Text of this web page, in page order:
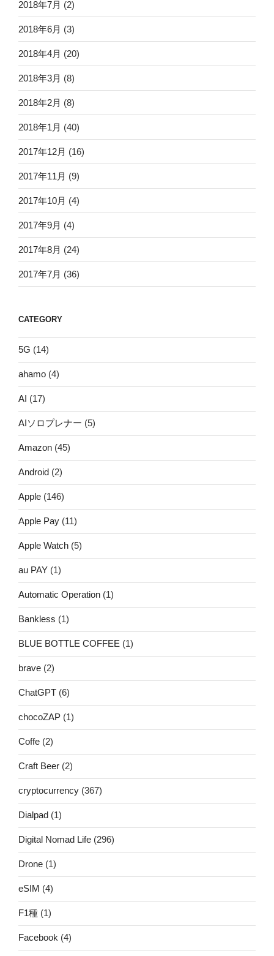
2018年7月 (2)
2018年6月 (3)
2018年4月 (20)
2018年3月 (8)
2018年2月 (8)
2018年1月 (40)
2017年12月 (16)
2017年11月 (9)
2017年10月 (4)
2017年9月 (4)
2017年8月 (24)
2017年7月 (36)
CATEGORY
5G (14)
ahamo (4)
AI (17)
AIソロプレナー (5)
Amazon (45)
Android (2)
Apple (146)
Apple Pay (11)
Apple Watch (5)
au PAY (1)
Automatic Operation (1)
Bankless (1)
BLUE BOTTLE COFFEE (1)
brave (2)
ChatGPT (6)
chocoZAP (1)
Coffe (2)
Craft Beer (2)
cryptocurrency (367)
Dialpad (1)
Digital Nomad Life (296)
Drone (1)
eSIM (4)
F1種 (1)
Facebook (4)